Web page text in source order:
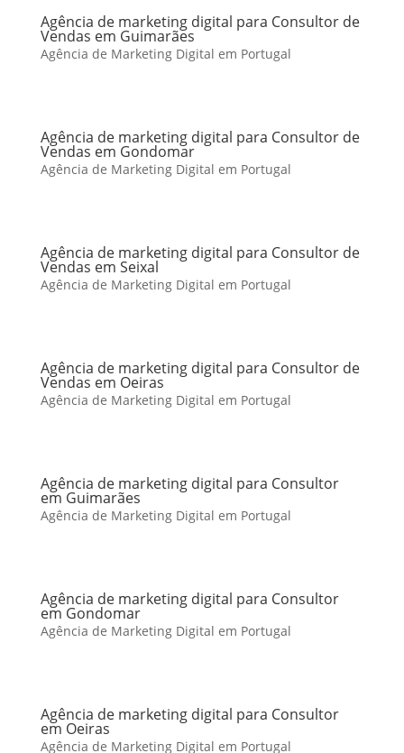
Agência de marketing digital para Consultor de
Vendas em Guimarães
Agência de Marketing Digital em Portugal
Agência de marketing digital para Consultor de
Vendas em Gondomar
Agência de Marketing Digital em Portugal
Agência de marketing digital para Consultor de
Vendas em Seixal
Agência de Marketing Digital em Portugal
Agência de marketing digital para Consultor de
Vendas em Oeiras
Agência de Marketing Digital em Portugal
Agência de marketing digital para Consultor
em Guimarães
Agência de Marketing Digital em Portugal
Agência de marketing digital para Consultor
em Gondomar
Agência de Marketing Digital em Portugal
Agência de marketing digital para Consultor
em Oeiras
Agência de Marketing Digital em Portugal